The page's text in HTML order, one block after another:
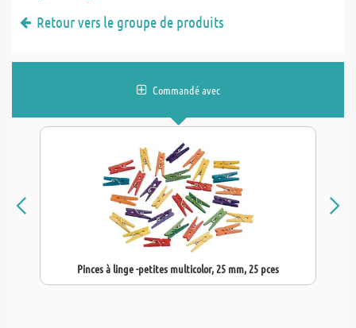
Retour vers le groupe de produits
Commandé avec
Pinces à linge -petites multicolor, 25 mm, 25 pces